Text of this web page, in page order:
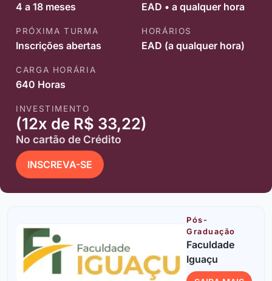
4 a 18 meses EAD • a qualquer hora
PRÓXIMA TURMA
Inscrições abertas
HORÁRIOS
EAD (a qualquer hora)
CARGA HORÁRIA
640 Horas
INVESTIMENTO
(12x de R$ 33,22)
No cartão de Crédito
INSCREVA-SE
Pós-
Graduação
Faculdade
Iguaçu